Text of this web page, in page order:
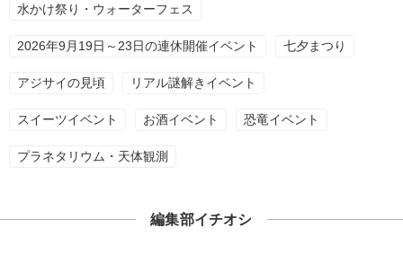
水かけ祭り・ウォーターフェス
2026年9月19日～23日の連休開催イベント 七夕まつり
アジサイの見頃 リアル謎解きイベント
スイーツイベント お酒イベント 恐竜イベント
プラネタリウム・天体観測
編集部イチオシ